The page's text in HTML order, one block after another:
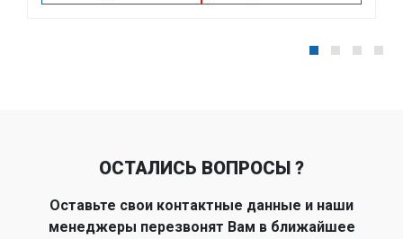
ОСТАЛИСЬ ВОПРОСЫ ?
Оставьте свои контактные данные и наши
менеджеры перезвонят Вам в ближайшее